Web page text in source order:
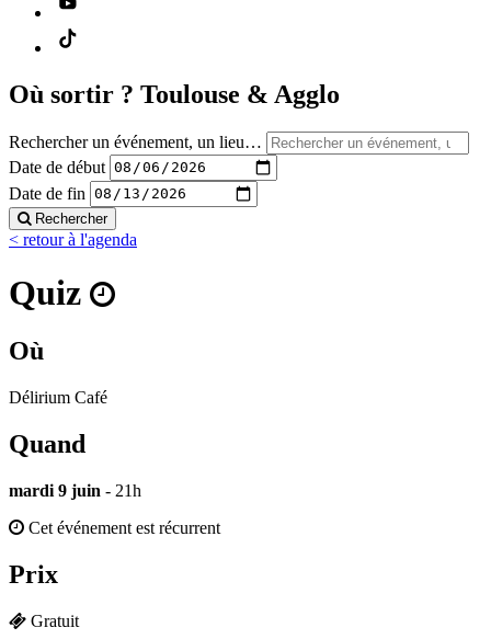
Où sortir ? Toulouse & Agglo
Rechercher un événement, un lieu…
Date de début
Date de fin
Rechercher
< retour à l'agenda
Quiz
Où
Délirium Café
Quand
mardi 9 juin - 21h
Cet événement est récurrent
Prix
Gratuit